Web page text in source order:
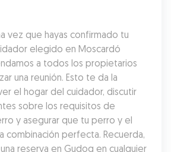
vez que hayas confirmado tu
elegido en Moscardó
a todos los propietarios
una reunión. Esto te da la
el hogar del cuidador, discutir
sobre los requisitos de
y asegurar que tu perro y el
combinación perfecta. Recuerda,
reserva en Gudog en cualquier